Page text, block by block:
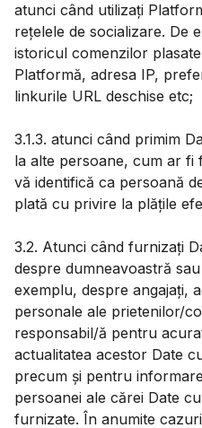
atunci când utilizați
rețelele de socializare. De
istoricul comenzilor
Platformă, adresa IP,
linkurile URL deschise etc;
3.1.3. atunci când primim
la alte persoane, cum ar fi
vă identifică ca persoană
plată cu privire la plățile
3.2. Atunci când furnizați
despre dumneavoastră
exemplu, despre angajați,
personale ale prietenilor/
responsabil/ă pentru
actualitatea acestor Date
precum și pentru
persoanei ale cărei Date
furnizate. În anumite